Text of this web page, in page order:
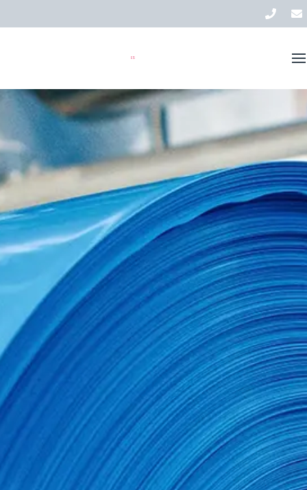
ES
Acerca de AVI
Actualités
Contacto